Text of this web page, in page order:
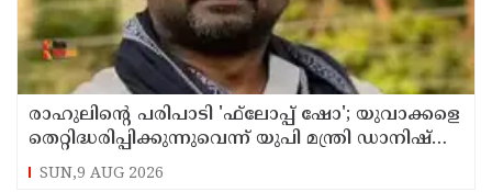
രാഹുലിന്റെ പരിപാടി 'ഫ്‌ലോപ്പ് ഷോ'; യുവാക്കളെ
തെറ്റിദ്ധരിപ്പിക്കുന്നുവെന്ന് യുപി മന്ത്രി ഡാനിഷ്
അന്‍സാരി
SUN,9 AUG 2026